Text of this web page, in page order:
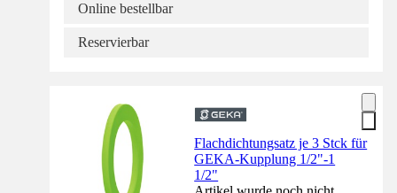
Online bestellbar
Reservierbar
Flachdichtungsatz je 3 Stck für
GEKA-Kupplung 1/2"-1
1/2"